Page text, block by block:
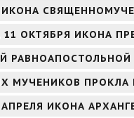
ИКОНА
11 ОКТЯБРЯ ИКОНА
МУЧЕНИКОВ ПРОКЛА
ИКОНА